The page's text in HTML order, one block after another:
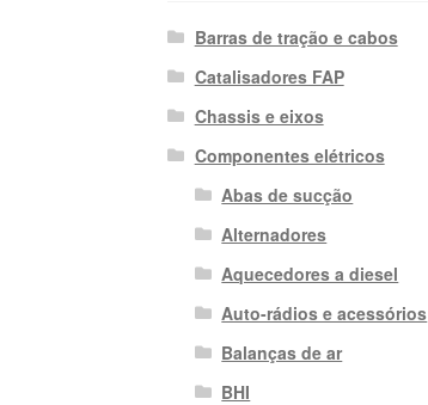
Barras de tração e cabos
Catalisadores FAP
Chassis e eixos
Componentes elétricos
Abas de sucção
Alternadores
Aquecedores a diesel
Auto-rádios e acessórios
Balanças de ar
BHI